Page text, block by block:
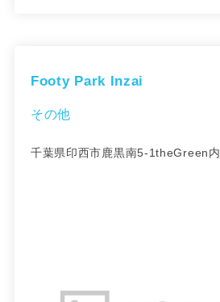
Footy Park Inzai
その他
千葉県印西市鹿黒南5-1theGreen内